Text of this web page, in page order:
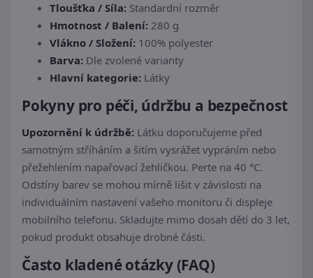
Tloušťka / Síla: Standardní rozměr
Hmotnost / Balení: 280 g
Vlákno / Složení: 100% polyester
Barva: Dle zvolené varianty
Hlavní kategorie: Látky
Pokyny pro péči, údržbu a bezpečnost
Upozornění k údržbě: Látku doporučujeme před
samotným stříháním a šitím vysrážet vypráním nebo
přežehlením napařovací žehličkou. Perte na 40 °C.
Odstíny barev se mohou mírně lišit v závislosti na
individuálním nastavení vašeho monitoru či displeje
mobilního telefonu. Skladujte mimo dosah dětí do 3 let,
pokud produkt obsahuje drobné části.
Často kladené otázky (FAQ)